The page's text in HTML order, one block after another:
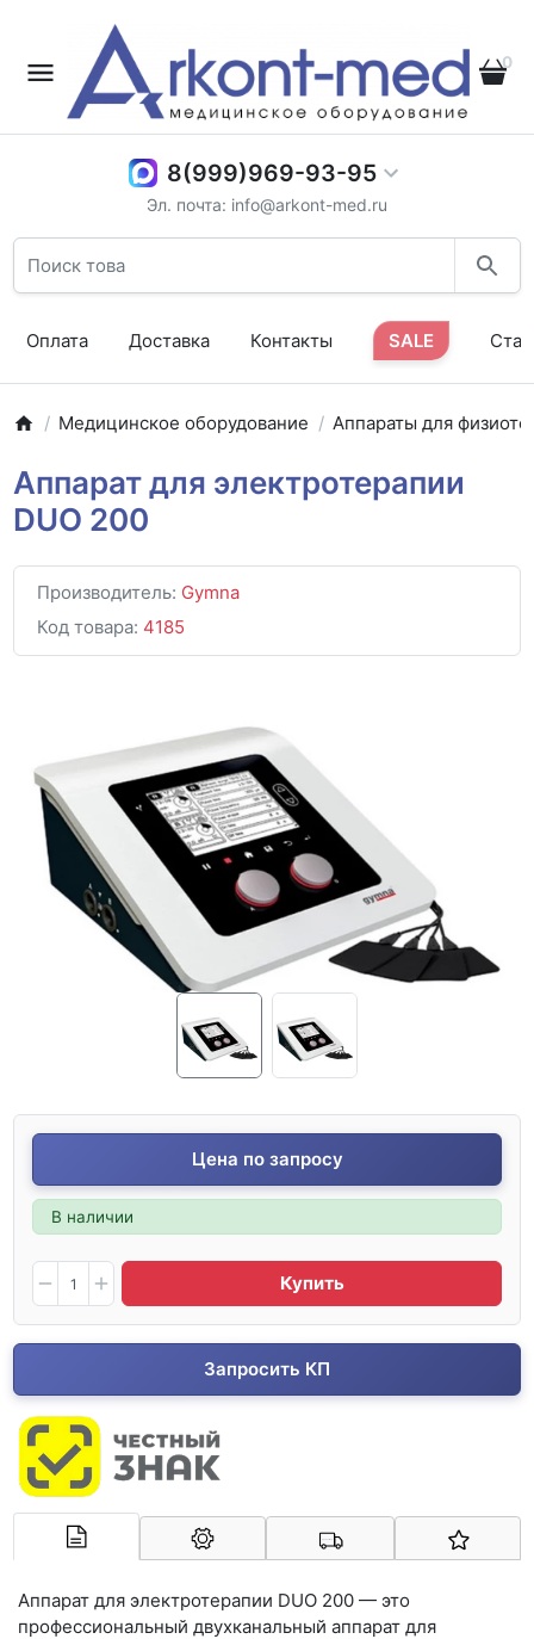
0
8(999)969-93-95
Эл. почта: info@arkont-med.ru
Оплата Доставка Контакты SALE
Медицинское оборудование Аппараты для
Аппарат для электротерапии
DUO 200
Производитель: Gymna
Код товара: 4185
Цена по запросу
В наличии
Купить
Запросить КП
Арконт-Мед
Аппарат для электротерапии DUO 200 — это
профессиональный двухканальный аппарат для